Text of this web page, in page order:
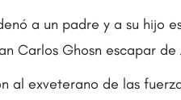
a un padre y a su hijo
Carlos Ghosn escapar de
al exveterano de las